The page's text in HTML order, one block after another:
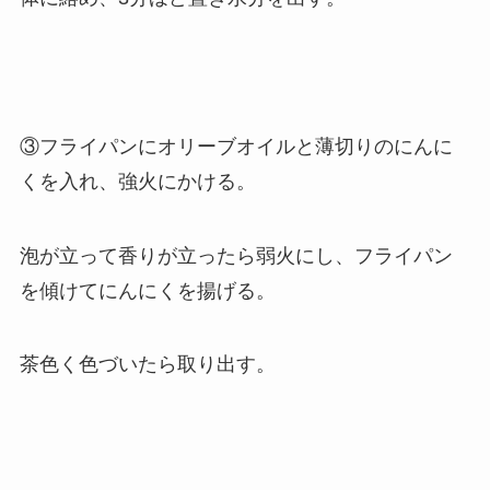
③フライパンにオリーブオイルと薄切りのにんに
くを入れ、強火にかける。
泡が立って香りが立ったら弱火にし、フライパン
を傾けてにんにくを揚げる。
茶色く色づいたら取り出す。